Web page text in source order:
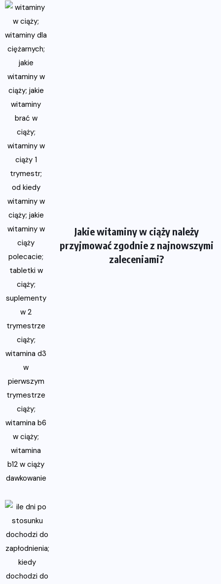
Jakie witaminy w ciąży należy
przyjmować zgodnie z najnowszymi
zaleceniami?